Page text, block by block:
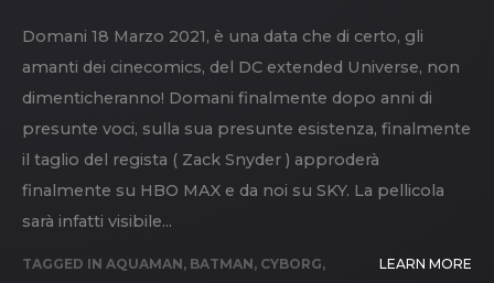
Domani 18 Marzo 2021, è una data che di certo, gli
amanti dei cinecomics, del DC extended Universe, non
dimenticheranno! Domani finalmente dopo anni di
presunte voci, sulla sua presunte esistenza, finalmente
il taglio del regista ( Zack Snyder ) approderà
finalmente su HBO MAX e da noi su SKY. La pellicola
sarà infatti visibile...
TAGGED IN AQUAMAN, BATMAN, CYBORG,
LEARN MORE